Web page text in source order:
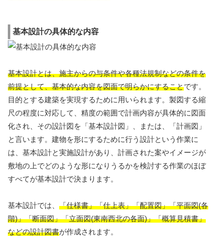
基本設計の具体的な内容
基本設計とは、施主からの与条件や各種法規制などの条件を
前提として、基本的な内容を図面で明らかにすることです。
目的とする建築を実現するために用いられます。製図する縮
尺の程度に対応して、精度の範囲で計画内容が具体的に図面
化され、その設計図を「基本設計図」、または、「計画図」
と言います。建物を形にするために行う設計という作業に
は、基本設計と実施設計があり、計画された案やイメージが
敷地の上でどのような形になりうるかを検討する作業のほぼ
すべてが基本設計で決まります。
基本設計では、 「仕様書」「仕上表」「配置図」「平面図(各
階)」「断面図」「立面図(東南西北の各面)」「概算見積書」
などの設計図書が作成されます。